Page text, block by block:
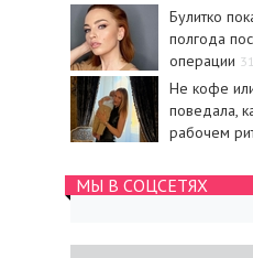
Булитко
полгода
операции
Не кофе
поведала,
рабочем
МЫ В СОЦСЕТЯХ